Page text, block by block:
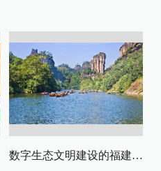
数字生态文明建设的福建路径与启示